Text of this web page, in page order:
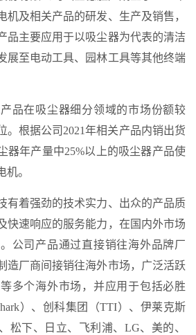
机及相关产品的研发、生产及销售，
品主要应用于以吸尘器为代表的清洁
展至电动工具、园林工具等其他终端
品在吸尘器细分领域的市场份额较
。根据公司2021年相关产品内销出货
器年产量中25%以上的吸尘器产品使
。
有着强劲的技术实力、出众的产品质
快速响应的服务能力，在国内外市场
公司产品通过直接销往海外品牌厂
造厂商间接销往海外市场，广泛活跃
多个海外市场，并应用于包括必胜
）、创科集团（TTI）、伊莱克斯
松下、日立、飞利浦、LG、美的、